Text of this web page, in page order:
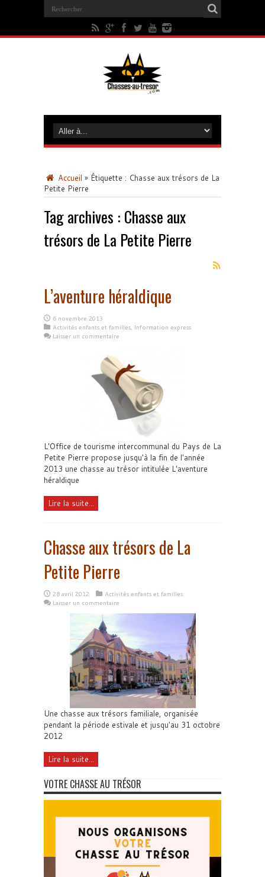
Accueil » Étiquette : Chasse aux trésors de La
Petite Pierre
Tag archives : Chasse aux
trésors de La Petite Pierre
L’aventure héraldique
6 novembre 2013
Activités enfants et familles, Information express
Laisser un commentaire
L'Office de tourisme intercommunal du Pays de La
Petite Pierre propose jusqu'à la fin de l'année
2013 une chasse au trésor intitulée L'aventure
héraldique
Lire la suite...
Chasse aux trésors de La
Petite Pierre
28 avril 2012
Activités enfants et familles
Laisser un commentaire
Une chasse aux trésors familiale, organisée
pendant la période estivale et jusqu'au 31 octobre
2012
Lire la suite...
VOTRE CHASSE AU TRÉSOR